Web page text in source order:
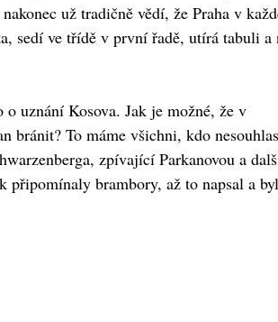
už tradičně vědí, že Praha v
sedí ve třídě v první řadě, utírá tabuli a
uznání Kosova. Jak je možné, že v
bránit? To máme všichni, kdo
zpívající Parkanovou a
připomínaly brambory, až to napsal a